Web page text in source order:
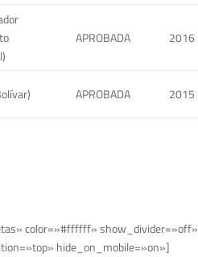
APROBADA 2016
APROBADA 2015
color=»#ffffff» show_divider=»off»
hide_on_mobile=»on»]